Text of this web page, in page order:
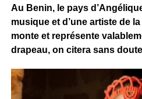
Au Benin, le pays
musique et d’une artiste de
monte et représente
drapeau, on citera sans